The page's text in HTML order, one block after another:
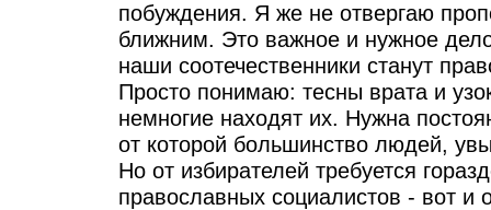
побуждения. Я же не отвергаю
ближним. Это важное и нужное
наши соотечественники станут
Просто понимаю: тесны врата и
немногие находят их. Нужна
от которой большинство людей,
Но от избирателей требуется
православных социалистов - вот и